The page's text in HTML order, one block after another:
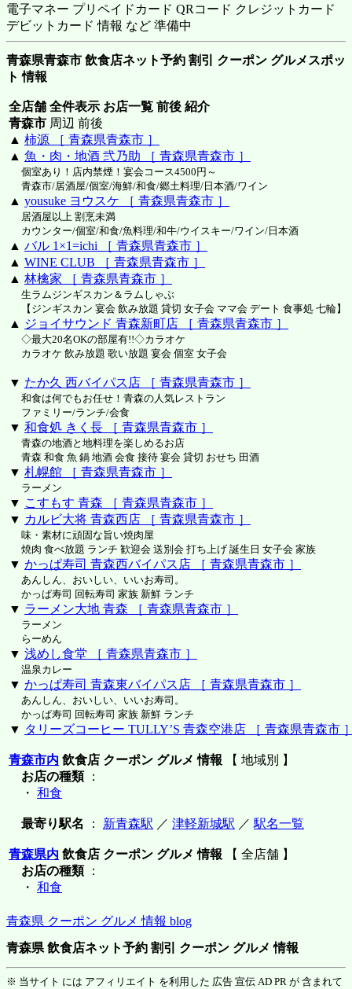
電子マネー プリペイドカード QRコード クレジットカード
デビットカード 情報 など 準備中
青森県青森市 飲食店ネット予約 割引 クーポン グルメスポッ
ト 情報
全店舗 全件表示 お店一覧 前後 紹介
青森市 周辺 前後
▲ 柿源 ［ 青森県青森市 ］
▲ 魚・肉・地酒 弐乃助 ［ 青森県青森市 ］
個室あり！店内禁煙！宴会コース4500円～
青森市/居酒屋/個室/海鮮/和食/郷土料理/日本酒/ワイン
▲ yousuke ヨウスケ ［ 青森県青森市 ］
居酒屋以上 割烹未満
カウンター/個室/和食/魚料理/和牛/ウイスキー/ワイン/日本酒
▲ バル 1×1=ichi ［ 青森県青森市 ］
▲ WINE CLUB ［ 青森県青森市 ］
▲ 林檎家 ［ 青森県青森市 ］
生ラムジンギスカン＆ラムしゃぶ
【ジンギスカン 宴会 飲み放題 貸切 女子会 ママ会 デート 食事処 七輪】
▲ ジョイサウンド 青森新町店 ［ 青森県青森市 ］
◇最大20名OKの部屋有!!◇カラオケ
カラオケ 飲み放題 歌い放題 宴会 個室 女子会
▼ たか久 西バイパス店 ［ 青森県青森市 ］
和食は何でもお任せ！青森の人気レストラン
ファミリー/ランチ/会食
▼ 和食処 きく長 ［ 青森県青森市 ］
青森の地酒と地料理を楽しめるお店
青森 和食 魚 鍋 地酒 会食 接待 宴会 貸切 おせち 田酒
▼ 札幌館 ［ 青森県青森市 ］
ラーメン
▼ こすもす 青森 ［ 青森県青森市 ］
▼ カルビ大将 青森西店 ［ 青森県青森市 ］
味・素材に頑固な旨い焼肉屋
焼肉 食べ放題 ランチ 歓迎会 送別会 打ち上げ 誕生日 女子会 家族
▼ かっぱ寿司 青森西バイパス店 ［ 青森県青森市 ］
あんしん、おいしい、いいお寿司。
かっぱ寿司 回転寿司 家族 新鮮 ランチ
▼ ラーメン大地 青森 ［ 青森県青森市 ］
ラーメン
らーめん
▼ 浅めし食堂 ［ 青森県青森市 ］
温泉カレー
▼ かっぱ寿司 青森東バイパス店 ［ 青森県青森市 ］
あんしん、おいしい、いいお寿司。
かっぱ寿司 回転寿司 家族 新鮮 ランチ
▼ タリーズコーヒー TULLY’S 青森空港店 ［ 青森県青森市
青森市内 飲食店 クーポン グルメ 情報 【 地域別 】
お店の種類：
・ 和食
最寄り駅名 ： 新青森駅 ／ 津軽新城駅 ／ 駅名一覧
青森県内 飲食店 クーポン グルメ 情報 【 全店舗 】
お店の種類：
・ 和食
青森県 クーポン グルメ 情報 blog
青森県 飲食店ネット予約 割引 クーポン グルメ 情報
※ 当サイト には アフィリエイト を利用した 広告 宣伝 AD PR が 含まれて